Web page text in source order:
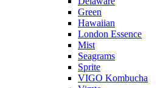
Green
Hawaiian
London Essence
Mist
Seagrams
Sprite
VIGO Kombucha